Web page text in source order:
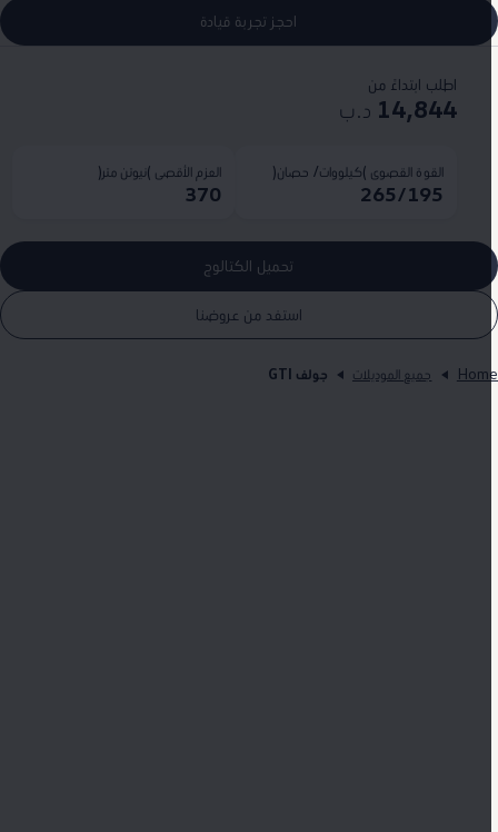
احجز تجربة قيادة
اطلب ابتداءً من
14,844 د.ب
القوة القصوى )كيلووات/ حصان(
265/195
العزم الأقصى )نيوتن متر(
370
تحميل الكتالوج
استفد من عروضنا
جميع الموديلات جولف GTI